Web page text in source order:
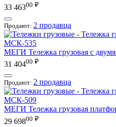
33 46300 ₽
Продают: 2 продавца
МЕГИ Тележка грузовая с
31 40400 ₽
Продают: 2 продавца
МЕГИ Тележка грузовая
29 69800 ₽